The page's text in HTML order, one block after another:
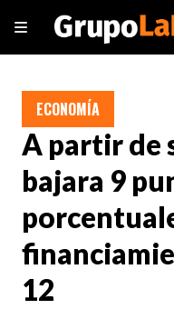
A partir de
bajara 9
12
ECONOMÍA